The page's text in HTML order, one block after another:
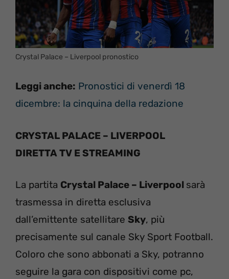
Crystal Palace – Liverpool pronostico
Leggi anche: Pronostici di venerdì 18
dicembre: la cinquina della redazione
CRYSTAL PALACE – LIVERPOOL
DIRETTA TV E STREAMING
La partita Crystal Palace – Liverpool sarà
trasmessa in diretta esclusiva
dall’emittente satellitare Sky, più
precisamente sul canale Sky Sport Football.
Coloro che sono abbonati a Sky, potranno
seguire la gara con dispositivi come pc,